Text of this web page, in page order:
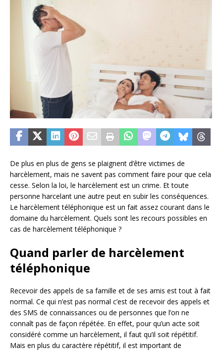
De plus en plus de gens se plaignent d’être victimes de
harcèlement, mais ne savent pas comment faire pour que cela
cesse. Selon la loi, le harcèlement est un crime. Et toute
personne harcelant une autre peut en subir les conséquences.
Le harcèlement téléphonique est un fait assez courant dans le
domaine du harcèlement. Quels sont les recours possibles en
cas de harcèlement téléphonique ?
Quand parler de harcèlement
téléphonique
Recevoir des appels de sa famille et de ses amis est tout à fait
normal. Ce qui n’est pas normal c’est de recevoir des appels et
des SMS de connaissances ou de personnes que l’on ne
connaît pas de façon répétée. En effet, pour qu’un acte soit
considéré comme un harcèlement, il faut qu’il soit répétitif.
Mais en plus du caractère répétitif, il est important de